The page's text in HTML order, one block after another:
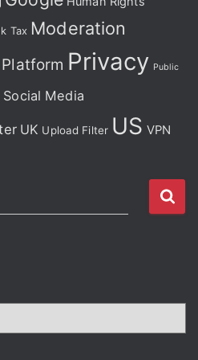
Tax Moderation
Platform Privacy Public
Social Media
UK Upload Filter US VPN